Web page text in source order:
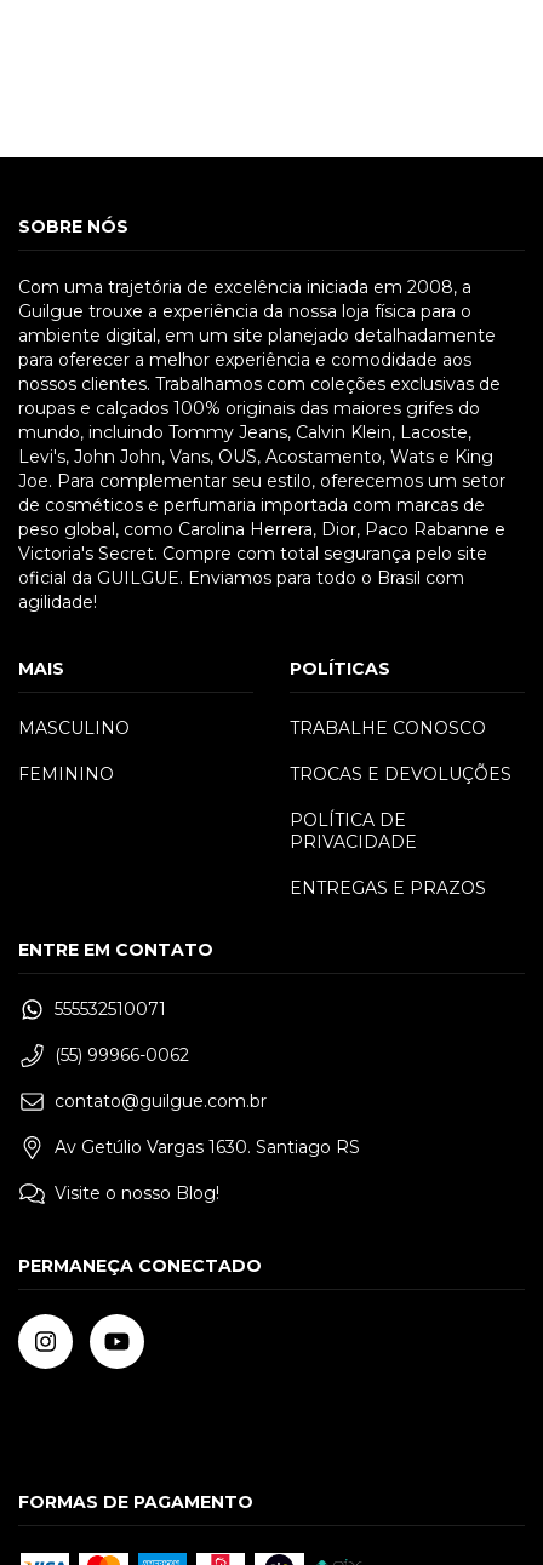
SOBRE NÓS
Com uma trajetória de excelência iniciada em 2008, a
Guilgue trouxe a experiência da nossa loja física para o
ambiente digital, em um site planejado detalhadamente
para oferecer a melhor experiência e comodidade aos
nossos clientes. Trabalhamos com coleções exclusivas de
roupas e calçados 100% originais das maiores grifes do
mundo, incluindo Tommy Jeans, Calvin Klein, Lacoste,
Levi's, John John, Vans, OUS, Acostamento, Wats e King
Joe. Para complementar seu estilo, oferecemos um setor
de cosméticos e perfumaria importada com marcas de
peso global, como Carolina Herrera, Dior, Paco Rabanne e
Victoria's Secret. Compre com total segurança pelo site
oficial da GUILGUE. Enviamos para todo o Brasil com
agilidade!
MAIS
MASCULINO
FEMININO
POLÍTICAS
TRABALHE CONOSCO
TROCAS E DEVOLUÇÕES
POLÍTICA DE
PRIVACIDADE
ENTREGAS E PRAZOS
ENTRE EM CONTATO
555532510071
(55) 99966-0062
contato@guilgue.com.br
Av Getúlio Vargas 1630. Santiago RS
Visite o nosso Blog!
PERMANEÇA CONECTADO
FORMAS DE PAGAMENTO